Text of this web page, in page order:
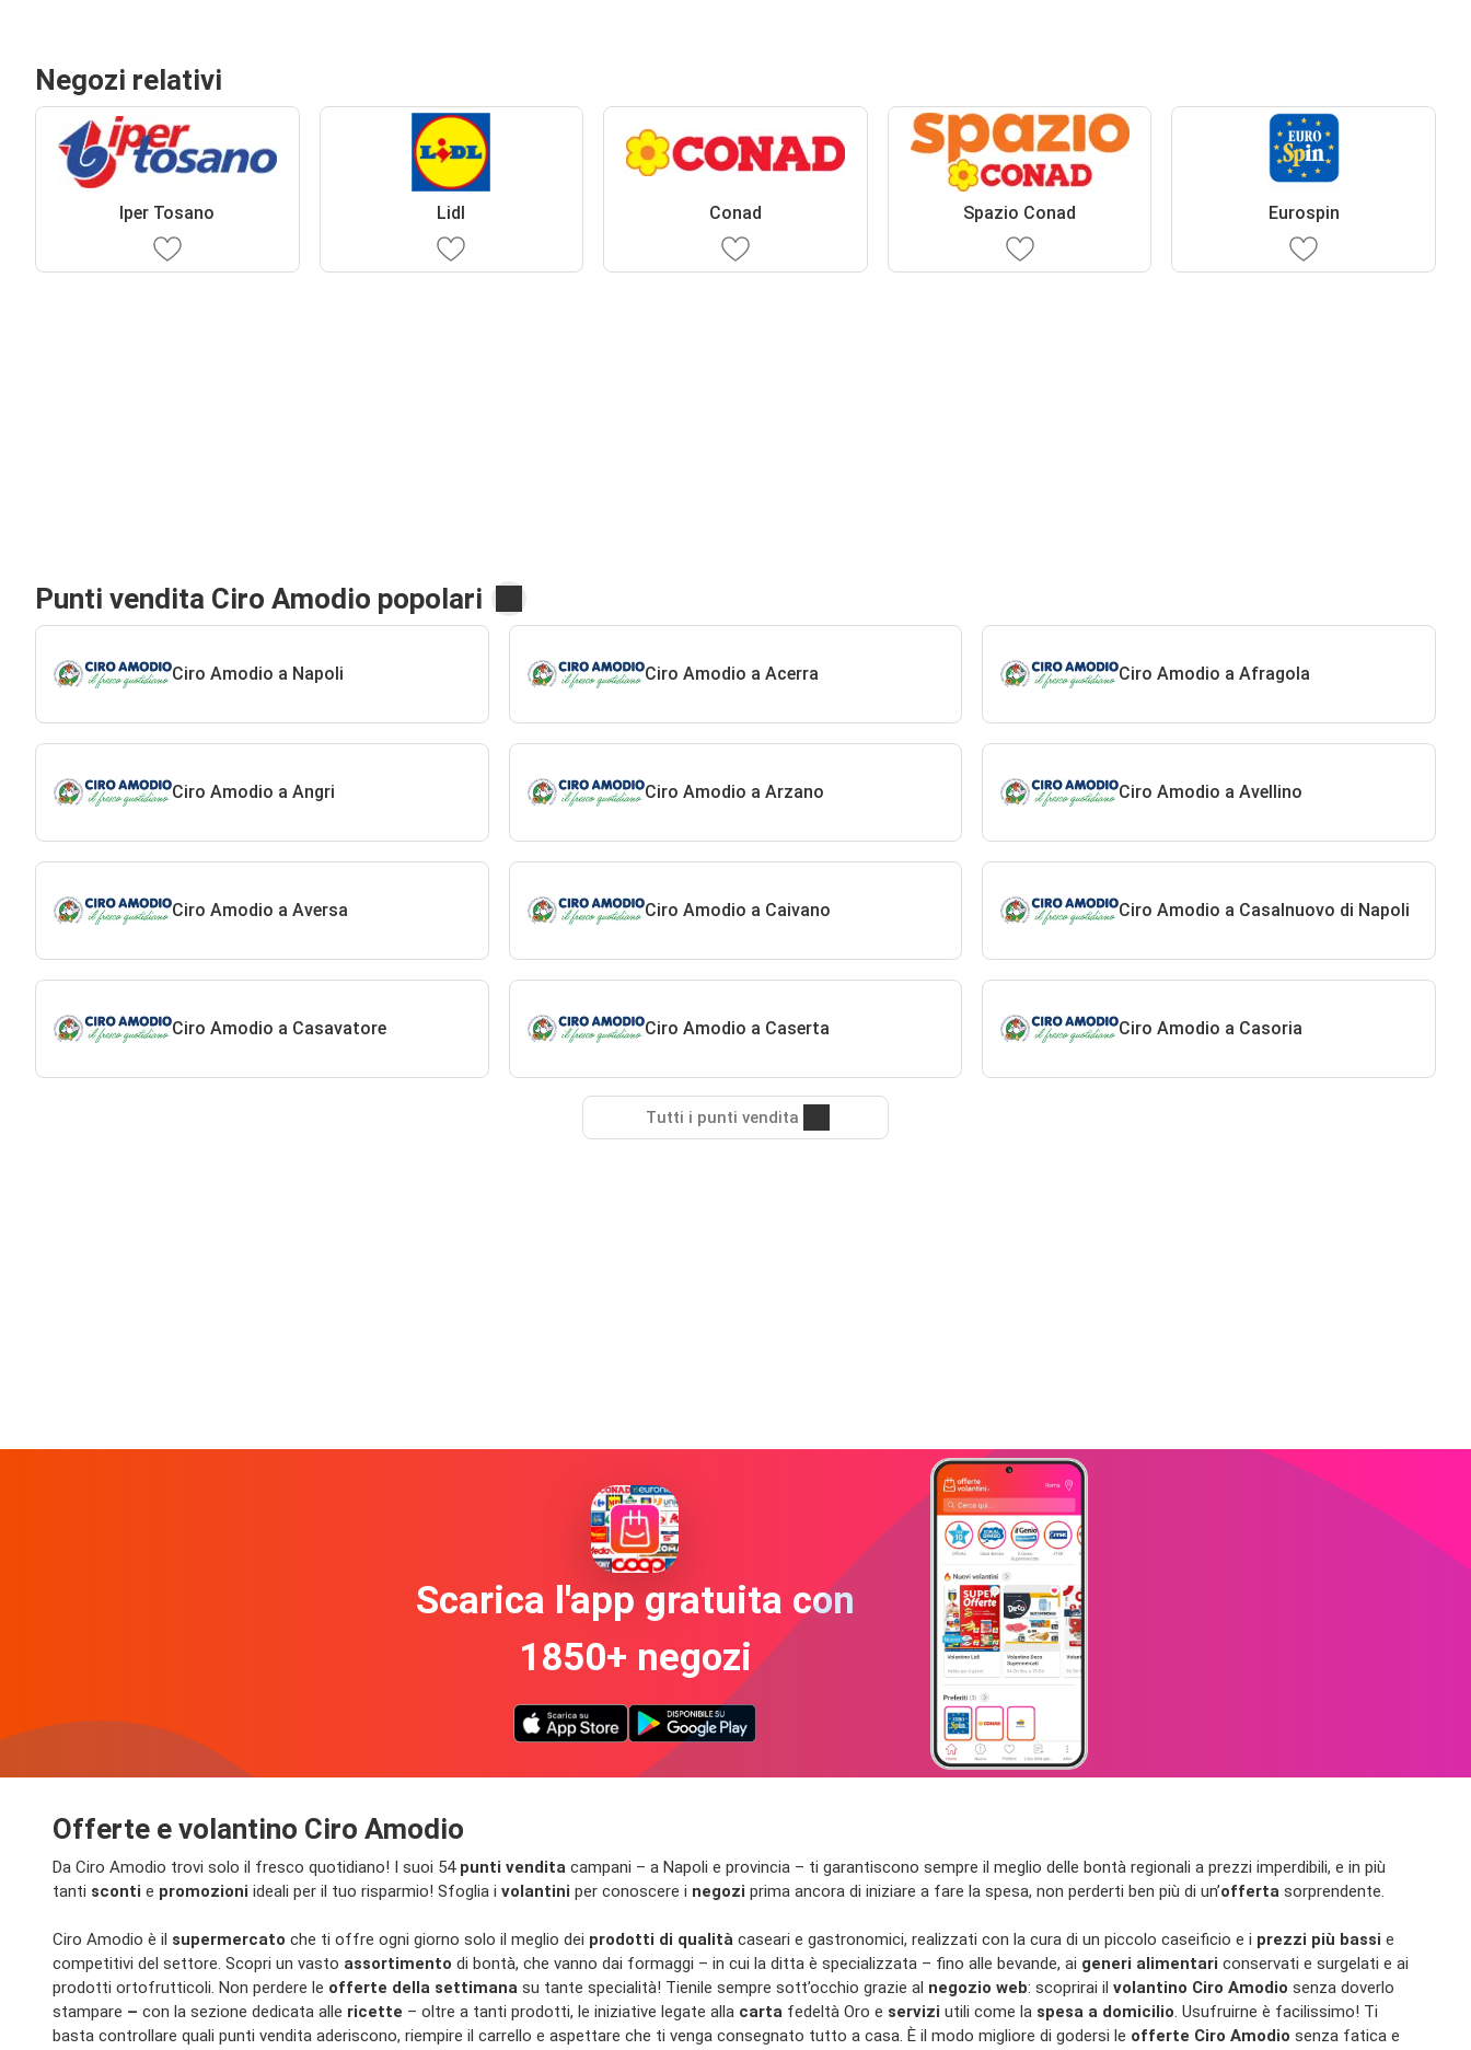
Negozi relativi
Iper Tosano Lidl Conad Spazio Conad Eurospin
Punti vendita Ciro Amodio popolari
Ciro Amodio a Napoli Ciro Amodio a Acerra Ciro Amodio a Afragola
Ciro Amodio a Angri Ciro Amodio a Arzano Ciro Amodio a Avellino
Ciro Amodio a Aversa Ciro Amodio a Caivano Ciro Amodio a Casalnuovo di Napoli
Ciro Amodio a Casavatore Ciro Amodio a Caserta Ciro Amodio a Casoria
Tutti i punti vendita
Scarica l'app gratuita con
1850+ negozi
Offerte e volantino Ciro Amodio
Da Ciro Amodio trovi solo il fresco quotidiano! I suoi 54 punti vendita campani – a Napoli e provincia – ti garantiscono sempre il meglio delle bontà regionali a prezzi imperdibili, e in più
tanti sconti e promozioni ideali per il tuo risparmio! Sfoglia i volantini per conoscere i negozi prima ancora di iniziare a fare la spesa, non perderti ben più di un’offerta sorprendente.
Ciro Amodio è il supermercato che ti offre ogni giorno solo il meglio dei prodotti di qualità caseari e gastronomici, realizzati con la cura di un piccolo caseificio e i prezzi più bassi e
competitivi del settore. Scopri un vasto assortimento di bontà, che vanno dai formaggi – in cui la ditta è specializzata – fino alle bevande, ai generi alimentari conservati e surgelati e ai
prodotti ortofrutticoli. Non perdere le offerte della settimana su tante specialità! Tienile sempre sott’occhio grazie al negozio web: scoprirai il volantino Ciro Amodio senza doverlo
stampare – con la sezione dedicata alle ricette – oltre a tanti prodotti, le iniziative legate alla carta fedeltà Oro e servizi utili come la spesa a domicilio. Usufruirne è facilissimo! Ti
basta controllare quali punti vendita aderiscono, riempire il carrello e aspettare che ti venga consegnato tutto a casa. È il modo migliore di godersi le offerte Ciro Amodio senza fatica e